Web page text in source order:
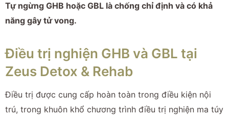
Tự ngừng GHB hoặc GBL là chống chỉ định và có khả
năng gây tử vong.
Điều trị nghiện GHB và GBL tại
Zeus Detox & Rehab
Điều trị được cung cấp hoàn toàn trong điều kiện nội
trú, trong khuôn khổ chương trình điều trị nghiện ma túy